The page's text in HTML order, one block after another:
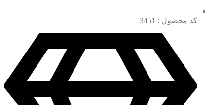
کد محصول : 3451